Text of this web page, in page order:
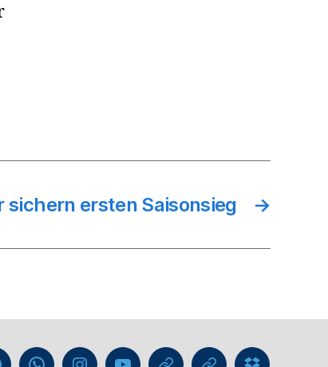
→
ersten Saisonsieg